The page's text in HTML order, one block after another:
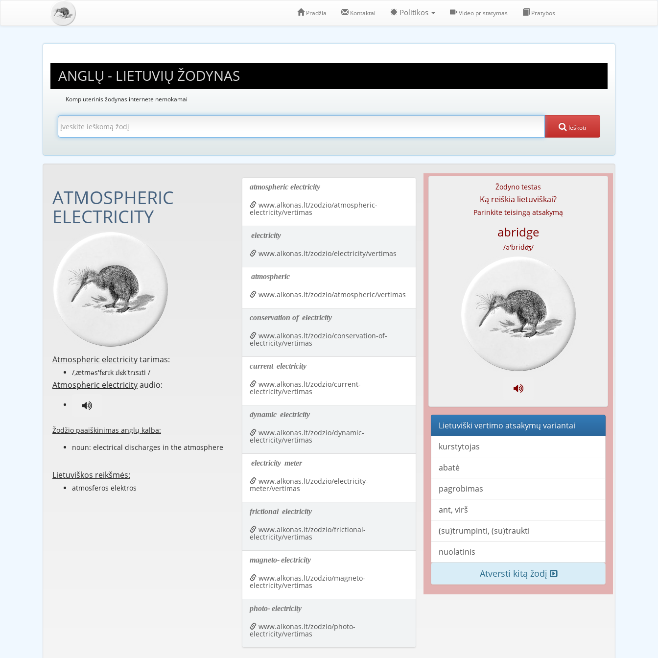
Pradžia Kontaktai Politikos Video pristatymas Pratybos
ANGLŲ - LIETUVIŲ ŽODYNAS
Kompiuterinis žodynas internete nemokamai
Ieškoti
ATMOSPHERIC
ELECTRICITY
Atmospheric electricitytarimas:
/,ætməs'fɛrɪk ɪlɛk'trɪsɪti /
Atmospheric electricityaudio:
Žodžio paaiškinimas anglų kalba:
noun: electrical discharges in the atmosphere
Lietuviškos reikšmės:
atmosferos elektros
atmospheric electricity
www.alkonas.lt/zodzio/atmospheric-
electricity/vertimas
electricity
www.alkonas.lt/zodzio/electricity/vertimas
atmospheric
www.alkonas.lt/zodzio/atmospheric/vertimas
conservation of electricity
www.alkonas.lt/zodzio/conservation-of-
electricity/vertimas
current electricity
www.alkonas.lt/zodzio/current-
electricity/vertimas
dynamic electricity
www.alkonas.lt/zodzio/dynamic-
electricity/vertimas
electricity meter
www.alkonas.lt/zodzio/electricity-
meter/vertimas
frictional electricity
www.alkonas.lt/zodzio/frictional-
electricity/vertimas
magneto-electricity
www.alkonas.lt/zodzio/magneto-
electricity/vertimas
photo-electricity
www.alkonas.lt/zodzio/photo-
electricity/vertimas
Žodyno testas
Ką reiškia lietuviškai?
Parinkite teisingą atsakymą
abridge
/ə'bridʤ/
Lietuviški vertimo atsakymų variantai
kurstytojas
abatė
pagrobimas
ant, virš
(su)trumpinti, (su)traukti
nuolatinis
Atversti kitą žodį